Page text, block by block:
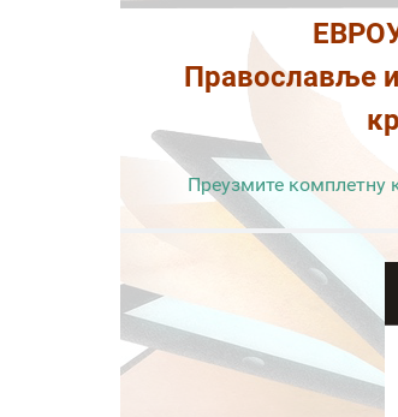
Православље
Преузмите комплетну